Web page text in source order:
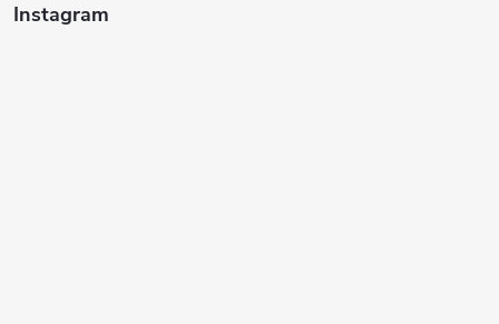
Instagram